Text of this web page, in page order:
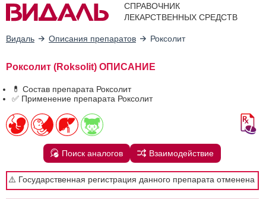
СПРАВОЧНИК
ЛЕКАРСТВЕННЫХ СРЕДСТВ
Видаль Описания препаратов Роксолит
Роксолит (Roksolit) ОПИСАНИЕ
💊 Состав препарата Роксолит
✅ Применение препарата Роксолит
Поиск аналогов Взаимодействие
⚠️ Государственная регистрация данного препарата отменена